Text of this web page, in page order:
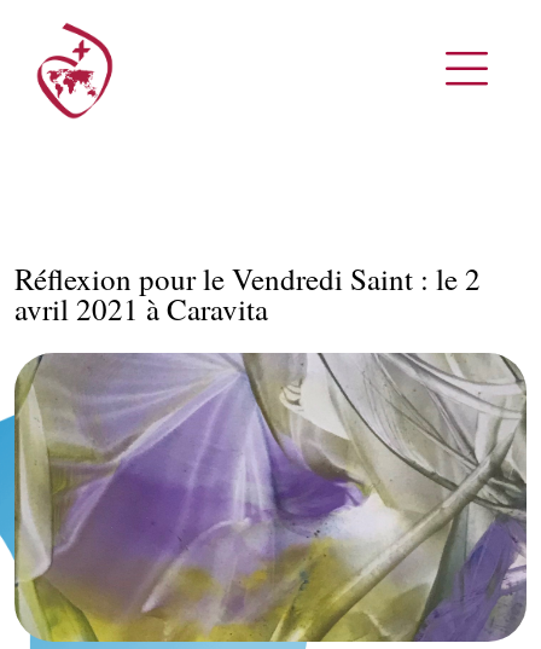
Réflexion pour le Vendredi Saint : le 2
avril 2021 à Caravita